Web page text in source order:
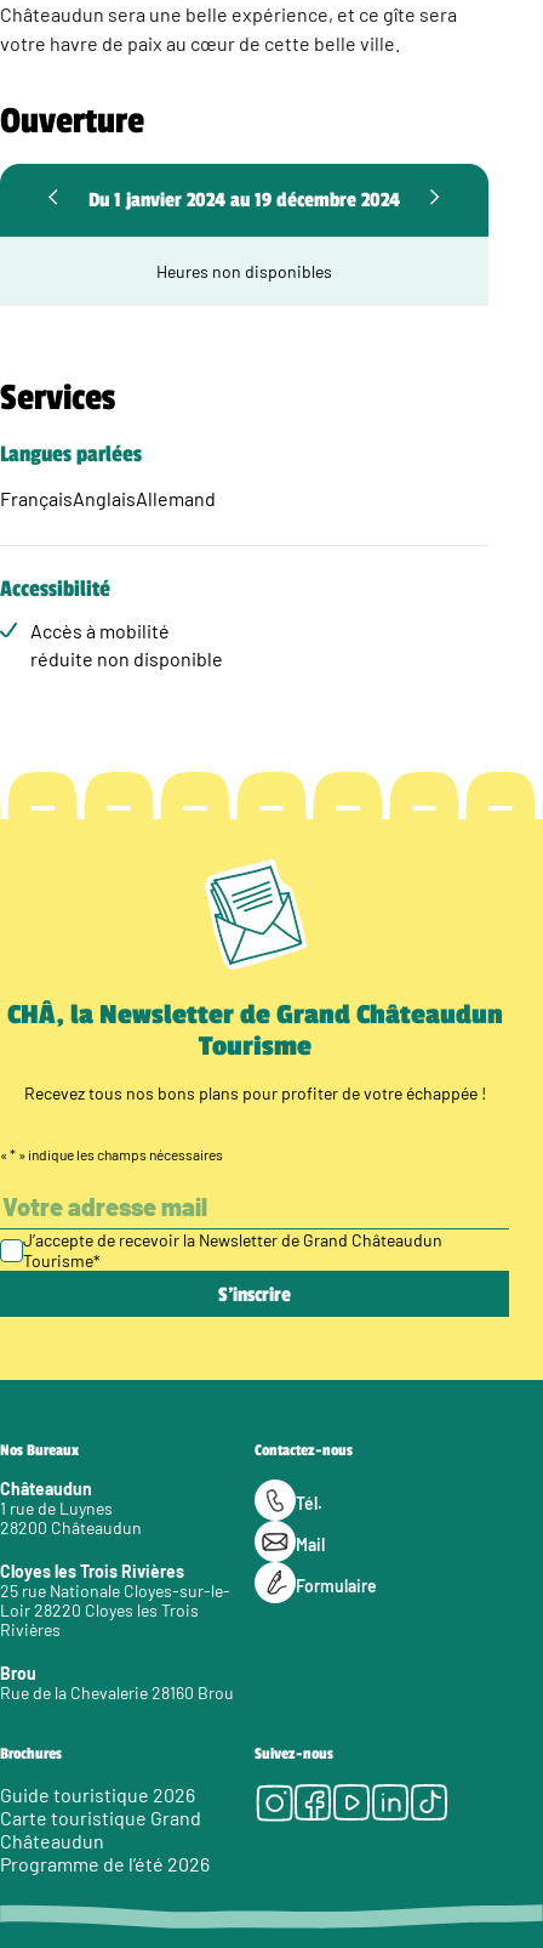
Châteaudun sera une belle expérience, et ce gîte sera
votre havre de paix au cœur de cette belle ville.
Ouverture
Du 1 janvier 2024 au 19 décembre 2024
Heures non disponibles
Services
Langues parlées
FrançaisAnglaisAllemand
Accessibilité
Accès à mobilité
réduite non disponible
CHÂ, la Newsletter de Grand Châteaudun
Tourisme
Recevez tous nos bons plans pour profiter de votre échappée !
« * » indique les champs nécessaires
J’accepte de recevoir la Newsletter de Grand Châteaudun
Tourisme*
Nos Bureaux
Châteaudun
1 rue de Luynes
28200 Châteaudun
Cloyes les Trois Rivières
25 rue Nationale Cloyes-sur-le-
Loir 28220 Cloyes les Trois
Rivières
Brou
Rue de la Chevalerie 28160 Brou
Contactez-nous
Tél.
Mail
Formulaire
Brochures
Guide touristique 2026
Carte touristique Grand
Châteaudun
Programme de l’été 2026
Suivez-nous
Instagram
Facebook
Youtube
LinkedIn
Tiktok